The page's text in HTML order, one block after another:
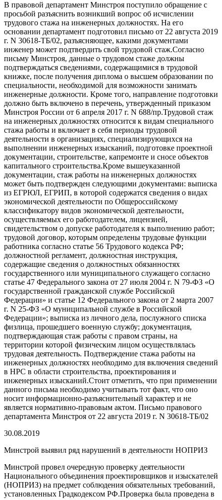
В правовой департамент Минстроя поступило обращение с
просьбой разъяснить возникший вопрос об исчислении
трудового стажа на инженерных должностях. На его
основании департамент подготовил письмо от 22 августа 2019
г. N 30618-ТБ/02, разъясняющее, какими документами
инженер может подтвердить свой трудовой стаж.Согласно
письму Минстроя, данные о трудовом стаже должны
подтверждаться сведениями, содержащимися в трудовой
книжке, после получения диплома о высшем образовании по
специальности, необходимой для возможности занимать
инженерные должности. Кроме того, направление подготовки
должно быть включено в перечень, утвержденный приказом
Минстроя России от 6 апреля 2017 г. N 688/пр.Трудовой стаж
на инженерных должностях относится к видам специального
стажа работы и включает в себя периоды трудовой
деятельности в организациях, специализирующихся на
выполнении инженерных изысканий, подготовке проектной
документации, строительстве, капремонте и сносе объектов
капитального строительства.Кроме вышеуказанной
документации, стаж работы на инженерных должностях
может быть подтвержден следующими документами: выписка
из ЕГРЮЛ, ЕГРИП, в которой содержатся сведения о видах
экономической деятельности по Общероссийскому
классификатору видов экономической деятельности,
осуществляемых его работодателем, лицензией,
свидетельством о допуске работодателя к выполнению работ;
трудовой договор, которым определены трудовые функции
работника согласно статье 56 Трудового кодекса РФ;
должностной регламент, должностная инструкция,
содержащие сведения о должностных обязанностях
государственного или муниципального служащего согласно
статье 47 Федерального закона от 27 июля 2004 г. N 79-ФЗ «О
государственной гражданской службе Российской
Федерации» и статье 12 Федерального закона от 2 марта 2007
г. N 25-ФЗ «О муниципальной службе в Российской
Федерации»; выписка из личного дела, послужного списка
физлица, прошедшего военную службу; документация,
подтверждающая стаж работы с правом страны, на
территории которой физическим лицом осуществлялась
трудовая деятельность. Подтверждение стажа работы на
инженерных должностях необходимо для включения сведений
в НРС в области строительства, проектирования и
инженерных изысканий.Стоит отметить, что при применении
данного письма необходимо учитывать тот факт, что оно
носит информационно-разъяснительный характер и не
является нормативно-правовым актом. Письмо правового
департамента Минстроя от 22 августа 2019 г. N 30618-ТБ/02
30.08.2019
Минстрой выявил ряд нарушений в деятельности НОПРИЗ
Минстрой провел очередную проверку деятельности
Национального объединения проектировщиков и изыскателей
(НОПРИЗ) на предмет соблюдения обязательных требований,
установленных Градкодексом РФ.Проверка была проведена в